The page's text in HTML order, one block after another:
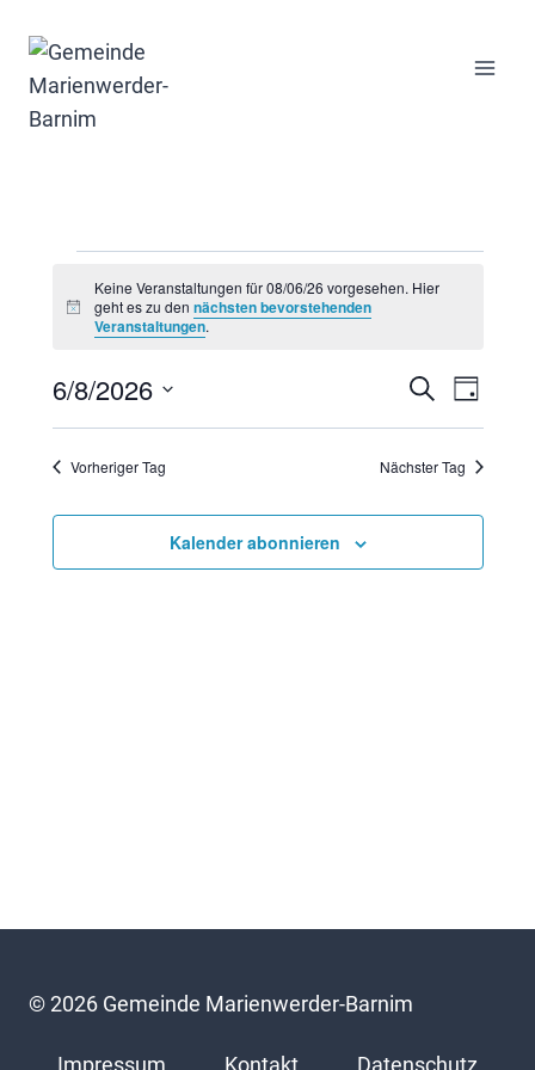
Inhalt
springen
Veranstaltungen
für
08/06/26
Hinweis
Keine Veranstaltungen für 08/06/26 vorgesehen. Hier
geht es zu den nächsten bevorstehenden
Veranstaltungen.
Suche
und
Suche
Tag
6/8/2026
Datum
wählen.
Vorheriger Tag Nächster Tag
Kalender abonnieren
© 2026 Gemeinde Marienwerder-Barnim